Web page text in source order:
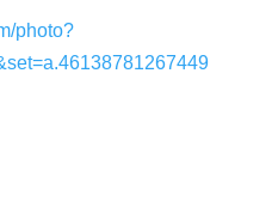
photo?